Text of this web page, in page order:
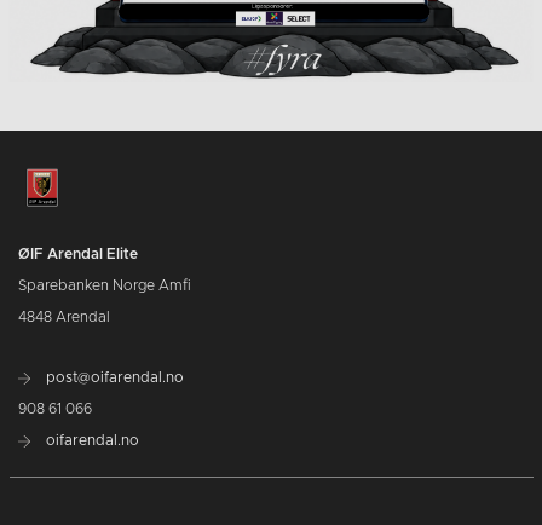
ØIF Arendal Elite
Sparebanken Norge Amfi
4848 Arendal
post@oifarendal.no
908 61 066
oifarendal.no